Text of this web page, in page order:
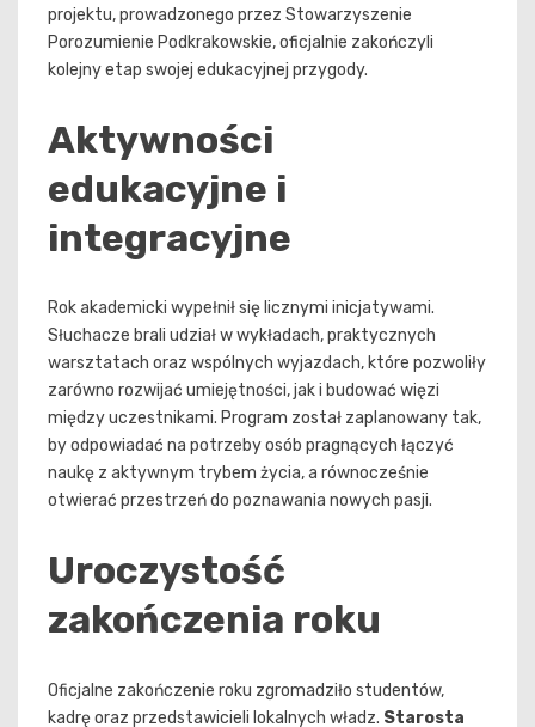
projektu, prowadzonego przez Stowarzyszenie
Porozumienie Podkrakowskie, oficjalnie zakończyli
kolejny etap swojej edukacyjnej przygody.
Aktywności
edukacyjne i
integracyjne
Rok akademicki wypełnił się licznymi inicjatywami.
Słuchacze brali udział w wykładach, praktycznych
warsztatach oraz wspólnych wyjazdach, które pozwoliły
zarówno rozwijać umiejętności, jak i budować więzi
między uczestnikami. Program został zaplanowany tak,
by odpowiadać na potrzeby osób pragnących łączyć
naukę z aktywnym trybem życia, a równocześnie
otwierać przestrzeń do poznawania nowych pasji.
Uroczystość
zakończenia roku
Oficjalne zakończenie roku zgromadziło studentów,
kadrę oraz przedstawicieli lokalnych władz. Starosta